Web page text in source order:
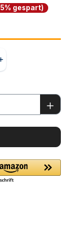
gespart)